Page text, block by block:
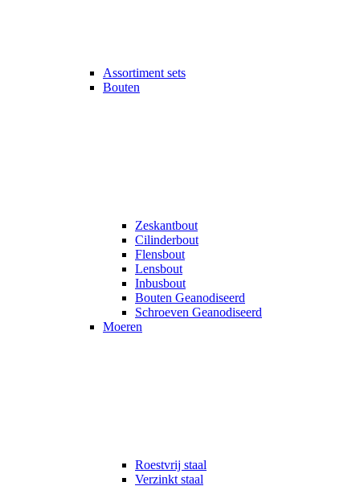
Assortiment sets
Bouten
Zeskantbout
Cilinderbout
Flensbout
Lensbout
Inbusbout
Bouten Geanodiseerd
Schroeven Geanodiseerd
Moeren
Roestvrij staal
Verzinkt staal